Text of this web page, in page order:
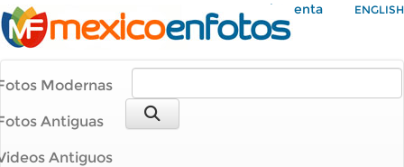
Mi Cuenta ENGLISH
Modernas
Antiguas
Antiguos